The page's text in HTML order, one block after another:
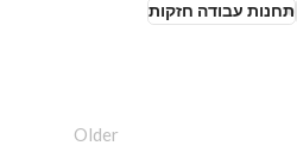
תחנות עבודה חזקות
Older